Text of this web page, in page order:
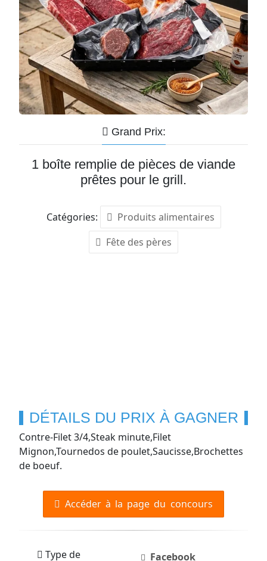
Grand Prix:
1 boîte remplie de pièces de viande
prêtes pour le grill.
Catégories:
Produits alimentaires
Fête des pères
DÉTAILS DU PRIX À GAGNER
Contre-Filet 3/4,Steak minute,Filet
Mignon,Tournedos de poulet,Saucisse,Brochettes
de boeuf.
Accéder à la page du concours
Type de Facebook